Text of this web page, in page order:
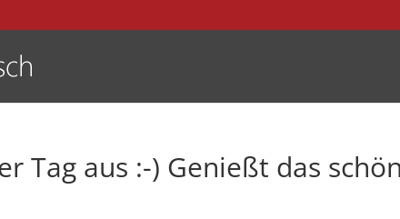
Tag aus :-) Genießt das